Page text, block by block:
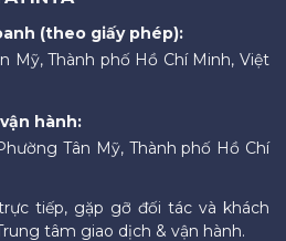
(theo giấy phép):
Mỹ, Thành phố Hồ Chí Minh, Việt
hành:
Tân Mỹ, Thành phố Hồ Chí
tiếp, gặp gỡ đối tác và khách
tâm giao dịch & vận hành.